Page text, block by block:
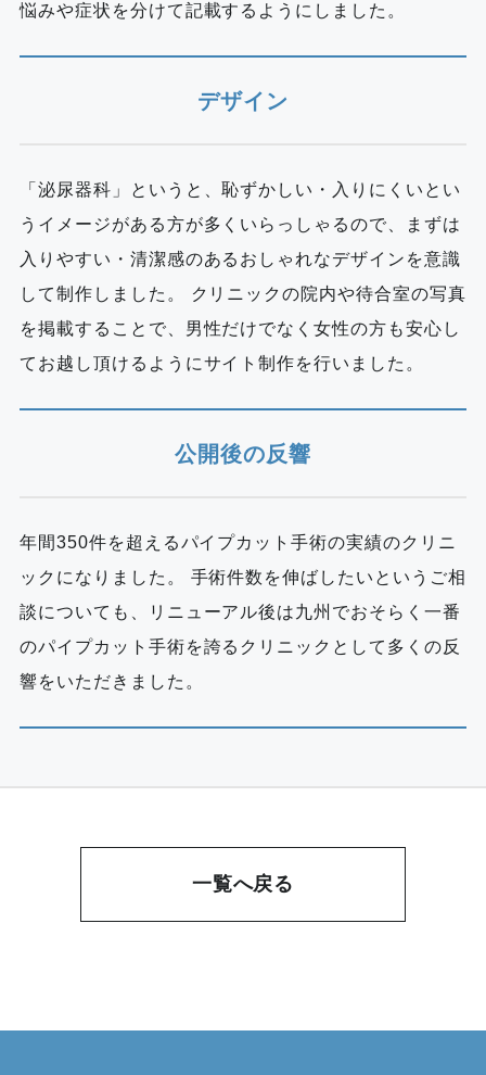
悩みや症状を分けて記載するようにしました。
デザイン
「泌尿器科」というと、恥ずかしい・入りにくいとい
うイメージがある方が多くいらっしゃるので、まずは
入りやすい・清潔感のあるおしゃれなデザインを意識
して制作しました。 クリニックの院内や待合室の写真
を掲載することで、男性だけでなく女性の方も安心し
てお越し頂けるようにサイト制作を行いました。
公開後の反響
年間350件を超えるパイプカット手術の実績のクリニ
ックになりました。 手術件数を伸ばしたいというご相
談についても、リニューアル後は九州でおそらく一番
のパイプカット手術を誇るクリニックとして多くの反
響をいただきました。
一覧へ戻る